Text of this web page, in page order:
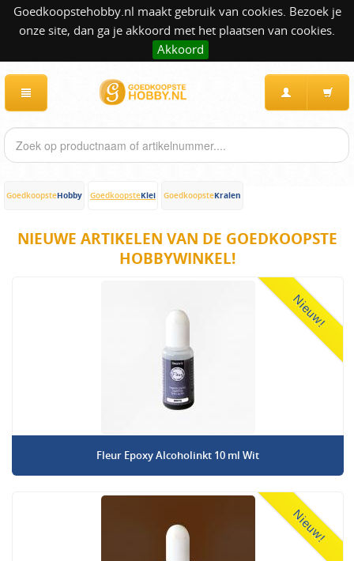
Goedkoopstehobby.nl maakt gebruik van cookies. Bezoek je
onze site, dan ga je akkoord met het plaatsen van cookies.
Akkoord
GoedkoopsteHobby GoedkoopsteKlei GoedkoopsteKralen
NIEUWE ARTIKELEN VAN DE GOEDKOOPSTE
HOBBYWINKEL!
Nieuw!
Fleur Epoxy Alcoholinkt 10 ml Wit
Nieuw!